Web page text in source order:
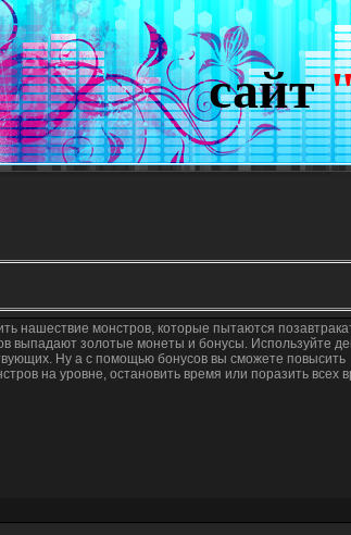
сайт
нашествие монстров, которые пытаются
выпадают золотые монеты и бонусы. Используйте
Ну а с помощью бонусов вы сможете повысить
на уровне, остановить время или поразить всех